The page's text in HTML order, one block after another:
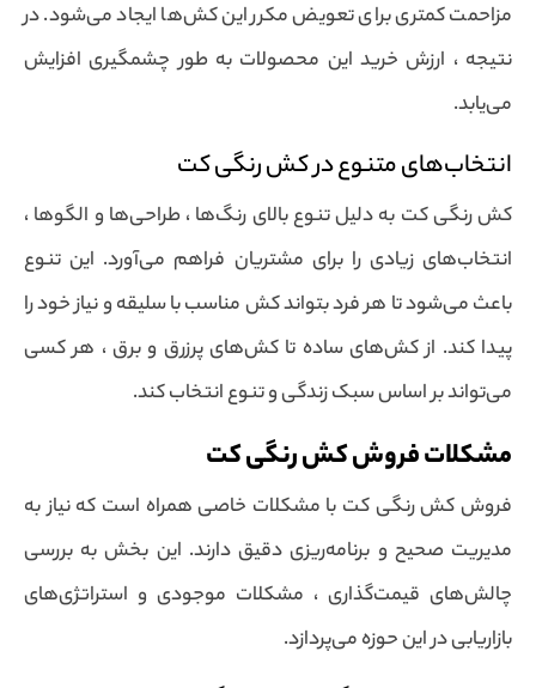
مزاحمت کمتری برای تعویض مکرر این کش‌ها ایجاد می‌شود. در
نتیجه ، ارزش خرید این محصولات به طور چشمگیری افزایش
می‌یابد.
انتخاب‌های متنوع در کش رنگی کت
کش رنگی کت به دلیل تنوع بالای رنگ‌ها ، طراحی‌ها و الگوها ،
انتخاب‌های زیادی را برای مشتریان فراهم می‌آورد. این تنوع
باعث می‌شود تا هر فرد بتواند کش مناسب با سلیقه و نیاز خود را
پیدا کند. از کش‌های ساده تا کش‌های پرزرق و برق ، هر کسی
می‌تواند بر اساس سبک زندگی و تنوع انتخاب کند.
مشکلات فروش کش رنگی کت
فروش کش رنگی کت با مشکلات خاصی همراه است که نیاز به
مدیریت صحیح و برنامه‌ریزی دقیق دارند. این بخش به بررسی
چالش‌های قیمت‌گذاری ، مشکلات موجودی و استراتژی‌های
بازاریابی در این حوزه می‌پردازد.